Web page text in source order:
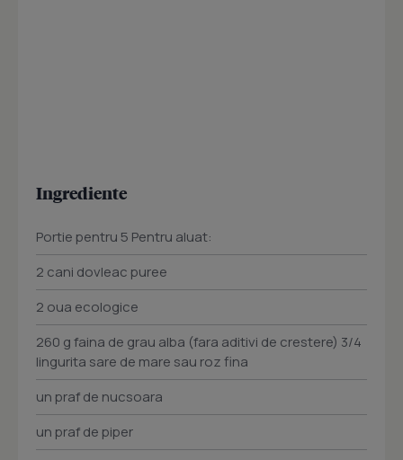
Ingrediente
Portie pentru 5 Pentru aluat:
2 cani dovleac puree
2 oua ecologice
260 g faina de grau alba (fara aditivi de crestere) 3/4
lingurita sare de mare sau roz fina
un praf de nucsoara
un praf de piper